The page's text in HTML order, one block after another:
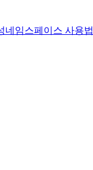
네임스페이스 사용법